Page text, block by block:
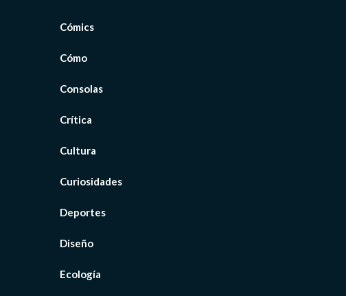
Cómics
Cómo
Consolas
Crítica
Cultura
Curiosidades
Deportes
Diseño
Ecología